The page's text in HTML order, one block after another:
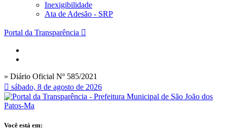
Inexigibilidade
Ata de Adesão - SRP
Portal da Transparência
» Diário Oficial Nº 585/2021
sábado, 8 de agosto de 2026
Você está em: